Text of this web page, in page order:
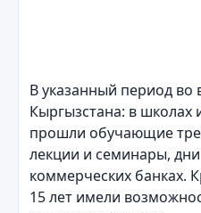
В указанный период во
Кыргызстана: в школах
прошли обучающие
лекции и семинары,
коммерческих банках.
15 лет имели